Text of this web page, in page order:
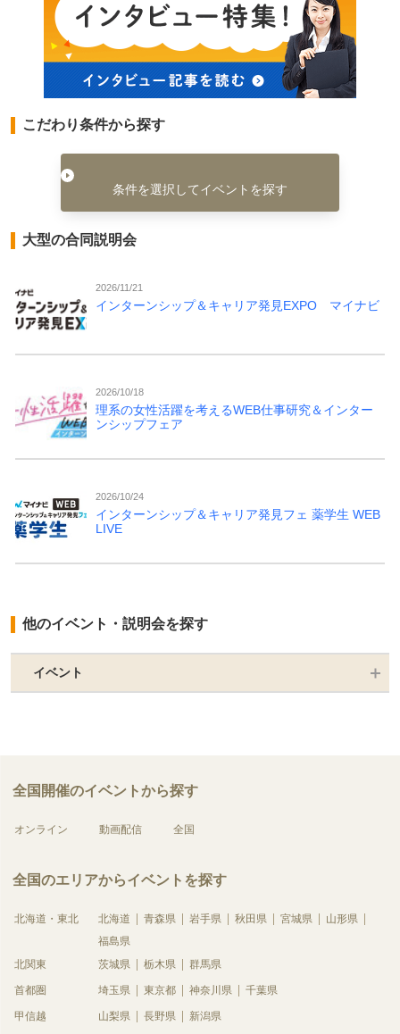
こだわり条件から探す
条件を選択してイベントを探す
大型の合同説明会
2026/11/21
インターンシップ＆キャリア発見EXPO マイナビ
2026/10/18
理系の女性活躍を考えるWEB仕事研究＆インター
ンシップフェア
2026/10/24
インターンシップ＆キャリア発見フェ 薬学生 WEB
LIVE
他のイベント・説明会を探す
イベント
全国開催のイベントから探す
オンライン 動画配信 全国
全国のエリアからイベントを探す
北海道・東北 北海道 青森県 岩手県 秋田県 宮城県
山形県
福島県
北関東
茨城県 栃木県 群馬県
首都圏 埼玉県 東京都 神奈川県 千葉県
甲信越 山梨県 長野県 新潟県